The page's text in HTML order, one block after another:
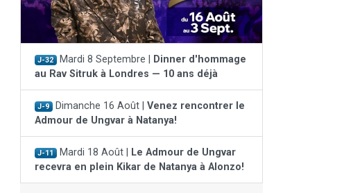
J-32 Mardi 8 Septembre |
Dinner d'hommage
au Rav Sitruk à Londres — 10 ans déjà
J-9 Dimanche 16 Août | Venez rencontrer le
Admour de Ungvar à Natanya!
J-11 Mardi 18 Août |
Le Admour de Ungvar
recevra en plein Kikar de Natanya à Alonzo!